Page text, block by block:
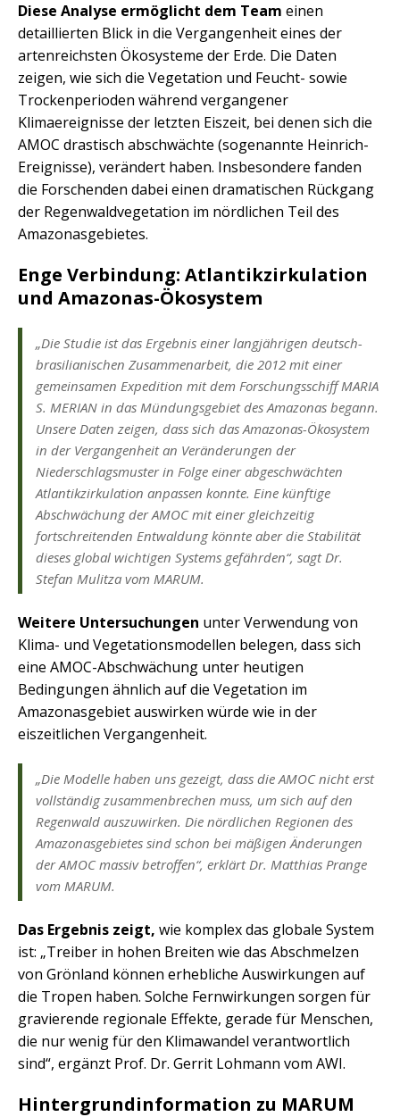
Diese Analyse ermöglicht dem Team einen
detaillierten Blick in die Vergangenheit eines der
artenreichsten Ökosysteme der Erde. Die Daten
zeigen, wie sich die Vegetation und Feucht- sowie
Trockenperioden während vergangener
Klimaereignisse der letzten Eiszeit, bei denen sich die
AMOC drastisch abschwächte (sogenannte Heinrich-
Ereignisse), verändert haben. Insbesondere fanden
die Forschenden dabei einen dramatischen Rückgang
der Regenwaldvegetation im nördlichen Teil des
Amazonasgebietes.
Enge Verbindung: Atlantikzirkulation
und Amazonas-Ökosystem
„Die Studie ist das Ergebnis einer langjährigen deutsch-
brasilianischen Zusammenarbeit, die 2012 mit einer
gemeinsamen Expedition mit dem Forschungsschiff MARIA
S. MERIAN in das Mündungsgebiet des Amazonas begann.
Unsere Daten zeigen, dass sich das Amazonas-Ökosystem
in der Vergangenheit an Veränderungen der
Niederschlagsmuster in Folge einer abgeschwächten
Atlantikzirkulation anpassen konnte. Eine künftige
Abschwächung der AMOC mit einer gleichzeitig
fortschreitenden Entwaldung könnte aber die Stabilität
dieses global wichtigen Systems gefährden“, sagt Dr.
Stefan Mulitza vom MARUM.
Weitere Untersuchungen unter Verwendung von
Klima- und Vegetationsmodellen belegen, dass sich
eine AMOC-Abschwächung unter heutigen
Bedingungen ähnlich auf die Vegetation im
Amazonasgebiet auswirken würde wie in der
eiszeitlichen Vergangenheit.
„Die Modelle haben uns gezeigt, dass die AMOC nicht erst
vollständig zusammenbrechen muss, um sich auf den
Regenwald auszuwirken. Die nördlichen Regionen des
Amazonasgebietes sind schon bei mäßigen Änderungen
der AMOC massiv betroffen“, erklärt Dr. Matthias Prange
vom MARUM.
Das Ergebnis zeigt, wie komplex das globale System
ist: „Treiber in hohen Breiten wie das Abschmelzen
von Grönland können erhebliche Auswirkungen auf
die Tropen haben. Solche Fernwirkungen sorgen für
gravierende regionale Effekte, gerade für Menschen,
die nur wenig für den Klimawandel verantwortlich
sind“, ergänzt Prof. Dr. Gerrit Lohmann vom AWI.
Hintergrundinformation zu MARUM